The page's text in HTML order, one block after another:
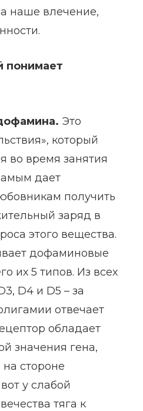
наше влечение,
понимает
Это
который
во время занятия
дает
получить
заряд в
этого вещества.
дофаминовые
их 5 типов. Из всех
D4 и D5 – за
отвечает
обладает
значения гена,
стороне
у слабой
тяга к